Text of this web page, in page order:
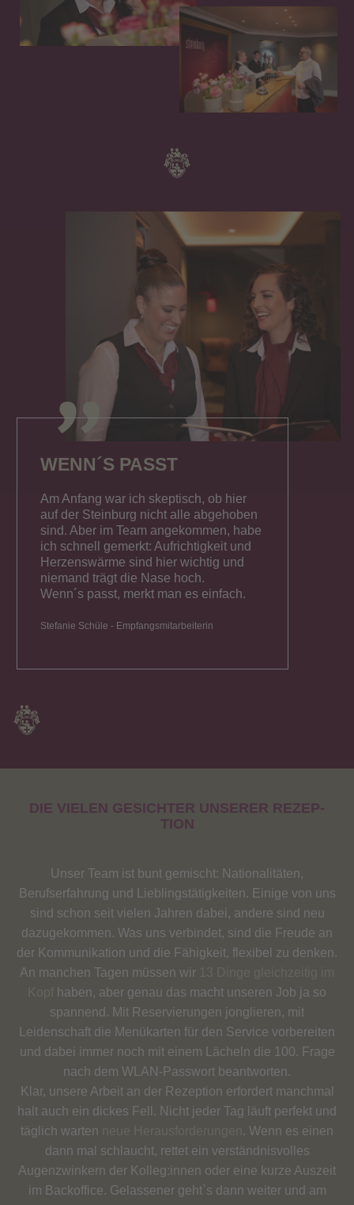
WENN´S PASST
Am Anfang war ich skeptisch, ob hier
auf der Steinburg nicht alle abgehoben
sind. Aber im Team angekommen, habe
ich schnell gemerkt: Aufrichtigkeit und
Herzenswärme sind hier wichtig und
niemand trägt die Nase hoch.
Wenn´s passt, merkt man es einfach.
Stefanie Schüle - Empfangsmitarbeiterin
DIE VIELEN GESICHTER UNSERER REZEP­
TION
Unser Team ist bunt gemischt: Nationalitäten,
Berufserfahrung und Lieblingstätigkeiten. Einige von uns
sind schon seit vielen Jahren dabei, andere sind neu
dazugekommen. Was uns verbindet, sind die Freude an
der Kommunikation und die Fähigkeit, flexibel zu denken.
An manchen Tagen müssen wir
haben, aber genau das macht unseren Job ja so
spannend. Mit Reservierungen jonglieren, mit
Leidenschaft die Menükarten für den Service vorbereiten
und dabei immer noch mit einem Lächeln die 100. Frage
nach dem WLAN-Passwort beantworten.
Klar, unsere Arbeit an der Rezeption erfordert manchmal
halt auch ein dickes Fell. Nicht jeder Tag läuft perfekt und
täglich warten
. Wenn es einen
dann mal schlaucht, rettet ein verständnisvolles
Augenzwinkern der Kolleg:innen oder eine kurze Auszeit
im Backoffice. Gelassener geht`s dann weiter und am